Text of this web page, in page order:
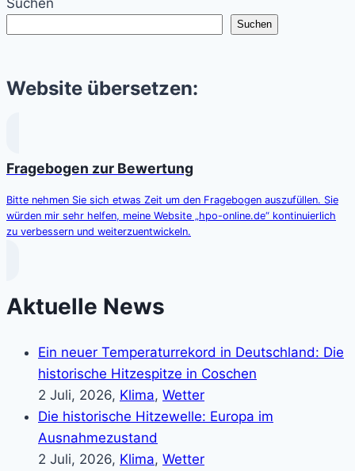
Suchen
Website übersetzen:
Fragebogen zur Bewertung
Bitte nehmen Sie sich etwas Zeit um den Fragebogen auszufüllen. Sie
würden mir sehr helfen, meine Website „hpo-online.de“ kontinuierlich
zu verbessern und weiterzuentwickeln.
Aktuelle News
Ein neuer Temperaturrekord in Deutschland: Die
historische Hitzespitze in Coschen
2 Juli, 2026, Klima, Wetter
Die historische Hitzewelle: Europa im
Ausnahmezustand
2 Juli, 2026, Klima, Wetter